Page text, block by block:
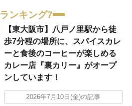
ランキング7
【東大阪市】八戸ノ里駅から徒
歩7分程の場所に、スパイスカレ
ーと食後のコーヒーが楽しめる
カレー店『裏カリー』がオープ
ンしています！
2026年7月10日(金)の記事